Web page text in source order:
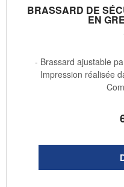
BRASSARD DE
EN
- Brassard ajustable
Impression réalisée